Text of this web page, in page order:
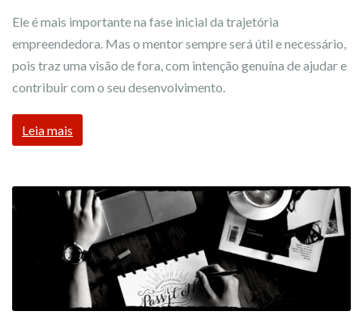
Ele é mais importante na fase inicial da trajetória
empreendedora. Mas o mentor sempre será útil e necessário,
pois traz uma visão de fora, com intenção genuína de ajudar e
contribuir com o seu desenvolvimento.
Leia mais